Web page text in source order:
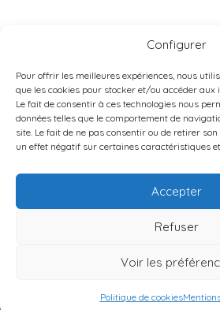
Configurer
Pour offrir les meilleures expériences, nous
que les cookies pour stocker et/ou accéder
Le fait de consentir à ces technologies nous
données telles que le comportement de
site. Le fait de ne pas consentir ou de retirer
un effet négatif sur certaines caractéristiques
Accepter
Refuser
Voir les
Politique de cookies
ST AUBAN
DIOCÈSE DE GAP-
9 RUE CAPITAINE DE
TÉL : 04 92 40 02
Politique de